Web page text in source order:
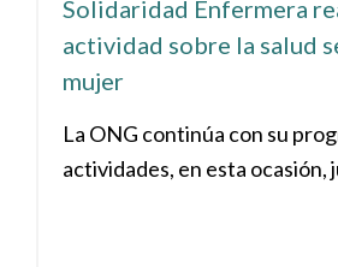
Solidaridad Enfermera
actividad sobre la salud
mujer
La ONG continúa con su
actividades, en esta ocasión,